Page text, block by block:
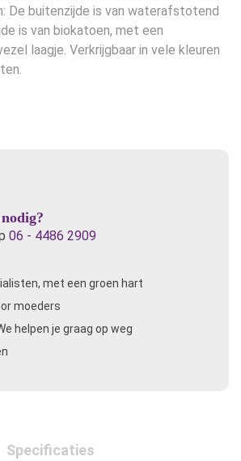
De buitenzijde is van waterafstotend
is van biokatoen, met een
laagje. Verkrijgbaar in vele kleuren
06 - 4486 2909
met een groen hart
moeders
helpen je graag op weg
Specificaties